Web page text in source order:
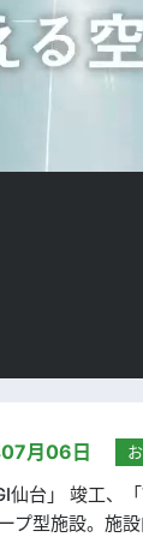
月06日
仙台」 竣工、
プ型施設。施設